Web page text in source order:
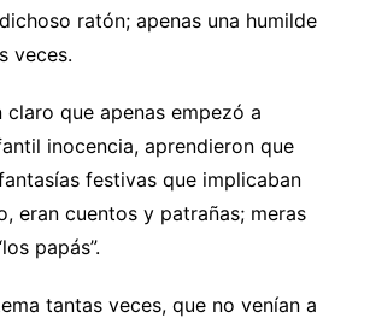
ratón; apenas una humilde
veces.
claro que apenas empezó a
inocencia, aprendieron que
festivas que implicaban
eran cuentos y patrañas; meras
papás”.
tantas veces, que no venían a